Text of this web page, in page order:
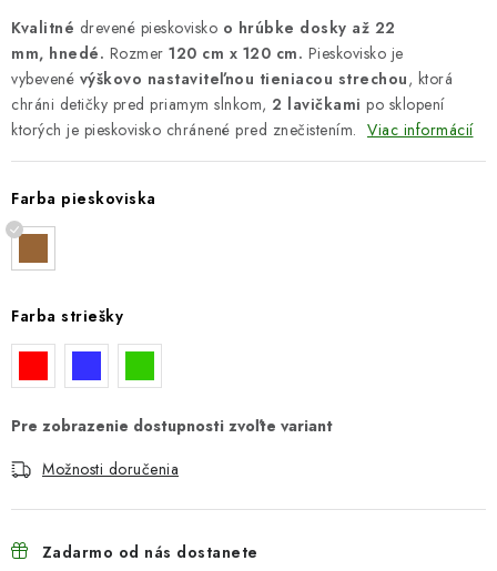
Kvalitné drevené pieskovisko o hrúbke dosky až 22
mm, hnedé. Rozmer 120 cm x 120 cm. Pieskovisko je
vybevené výškovo nastaviteľnou tieniacou strechou, ktorá
chráni detičky pred priamym slnkom, 2 lavičkami po sklopení
ktorých je pieskovisko chránené pred znečistením. Viac informácií
Farba pieskoviska
Farba striešky
Možnosti doručenia
Zadarmo od nás dostanete